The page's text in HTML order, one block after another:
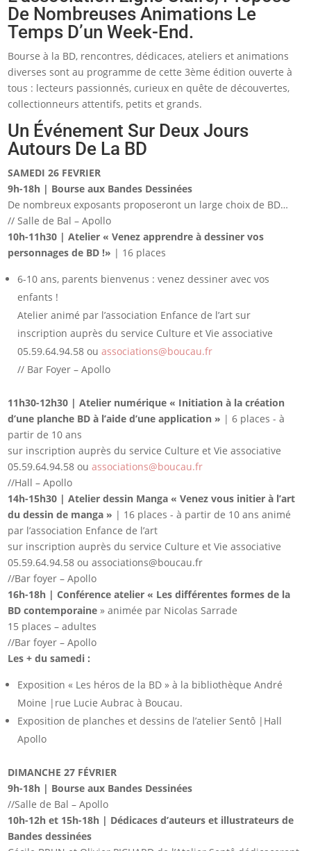
De Nombreuses Animations Le
Temps D’un Week-End.
Bourse à la BD, rencontres, dédicaces, ateliers et animations
diverses sont au programme de cette 3ème édition ouverte à
tous : lecteurs passionnés, curieux en quête de découvertes,
collectionneurs attentifs, petits et grands.
Un Événement Sur Deux Jours
Autours De La BD
SAMEDI 26 FEVRIER
9h-18h | Bourse aux Bandes Dessinées
De nombreux exposants proposeront un large choix de BD…
// Salle de Bal – Apollo
10h-11h30 | Atelier « Venez apprendre à dessiner vos
personnages de BD !» | 16 places
6-10 ans, parents bienvenus : venez dessiner avec vos
enfants !
Atelier animé par l’association Enfance de l’art sur
inscription auprès du service Culture et Vie associative
05.59.64.94.58 ouassociations@boucau.fr
// Bar Foyer – Apollo
11h30-12h30 | Atelier numérique « Initiation à la création
d’une planche BD à l’aide d’une application » | 6 places - à
partir de 10 ans
sur inscription auprès du service Culture et Vie associative
05.59.64.94.58 ouassociations@boucau.fr
//Hall – Apollo
14h-15h30 | Atelier dessin Manga « Venez vous initier à l’art
du dessin de manga » | 16 places - à partir de 10 ans animé
par l’association Enfance de l’art
sur inscription auprès du service Culture et Vie associative
05.59.64.94.58 ou associations@boucau.fr
//Bar foyer – Apollo
16h-18h | Conférence atelier « Les différentes formes de la
BD contemporaine » animée par Nicolas Sarrade
15 places – adultes
//Bar foyer – Apollo
Les + du samedi :
Exposition « Les héros de la BD » à la bibliothèque André
Moine |rue Lucie Aubrac à Boucau.
Exposition de planches et dessins de l’atelier Sentô |Hall
Apollo
DIMANCHE 27 FÉVRIER
9h-18h | Bourse aux Bandes Dessinées
//Salle de Bal – Apollo
10h-12h et 15h-18h | Dédicaces d’auteurs et illustrateurs de
Bandes dessinées